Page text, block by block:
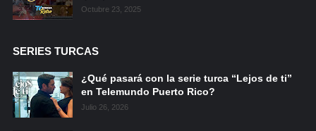
Octubre 23, 2025
SERIES TURCAS
¿Qué pasará con la serie turca “Lejos de ti”
en Telemundo Puerto Rico?
Julio 26, 2026